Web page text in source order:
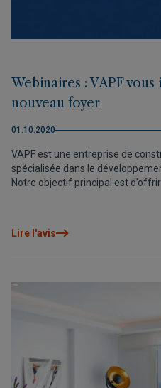
Webinaires : VAPF
nouveau foyer
01.10.2020
VAPF est une entreprise de
spécialisée dans le
Notre objectif principal est
Lire l'avis